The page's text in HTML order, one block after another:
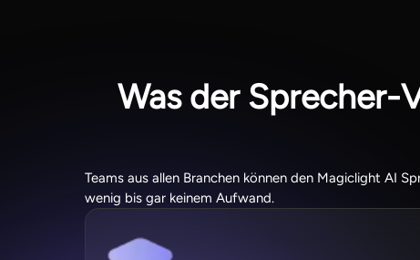
Was der Sprecher-
Teams aus allen Branchen können den Magiclight AI
wenig bis gar keinem Aufwand.